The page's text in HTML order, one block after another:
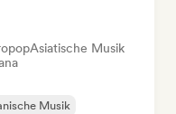
Asiatische Musik
Musik